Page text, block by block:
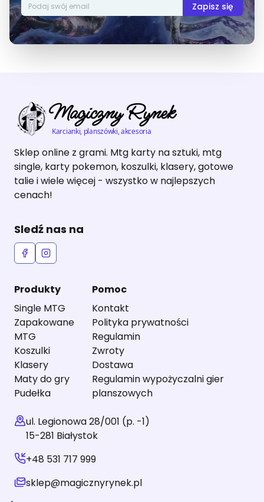
Zapisz się
Magiczny Rynek
Karcianki, planszówki, akcesoria
Sklep online z grami. Mtg karty na sztuki, mtg
single, karty pokemon, koszulki, klasery, gotowe
talie i wiele więcej - wszystko w najlepszych
cenach!
Sledź nas na
Produkty
Single MTG
Zapakowane
MTG
Koszulki
Klasery
Maty do gry
Pudełka
Pomoc
Kontakt
Polityka prywatności
Regulamin
Zwroty
Dostawa
Regulamin wypożyczalni gier
planszowych
ul. Legionowa 28/001 (p. -1)
15-281 Białystok
+48 531 717 999
sklep@magicznyrynek.pl